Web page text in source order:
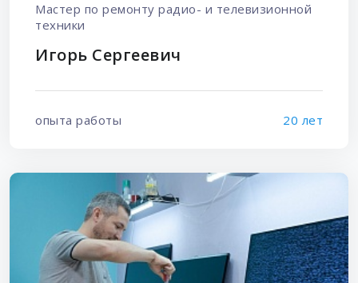
Мастер по ремонту радио- и телевизионной
техники
Игорь Сергеевич
опыта работы 20 лет